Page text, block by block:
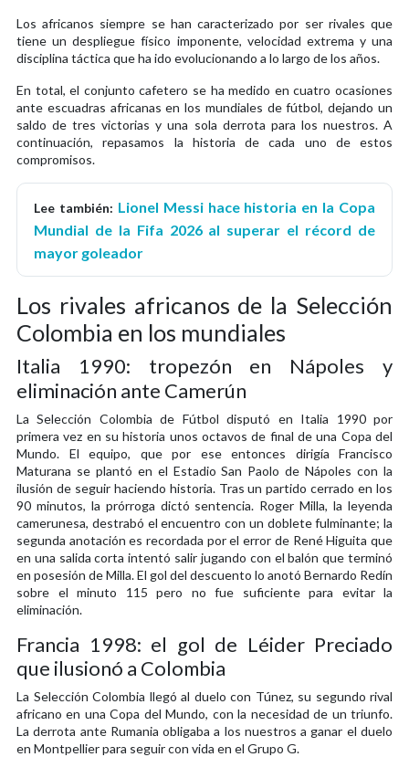
Los africanos siempre se han caracterizado por ser rivales que
tiene un despliegue físico imponente, velocidad extrema y una
disciplina táctica que ha ido evolucionando a lo largo de los años.
En total, el conjunto cafetero se ha medido en cuatro ocasiones
ante escuadras africanas en los mundiales de fútbol, dejando un
saldo de tres victorias y una sola derrota para los nuestros. A
continuación, repasamos la historia de cada uno de estos
compromisos.
Lee también: Lionel Messi hace historia en la Copa
Mundial de la Fifa 2026 al superar el récord de
mayor goleador
Los rivales africanos de la Selección
Colombia en los mundiales
Italia 1990: tropezón en Nápoles y
eliminación ante Camerún
La Selección Colombia de Fútbol disputó en Italia 1990 por
primera vez en su historia unos octavos de final de una Copa del
Mundo. El equipo, que por ese entonces dirigía Francisco
Maturana se plantó en el Estadio San Paolo de Nápoles con la
ilusión de seguir haciendo historia. Tras un partido cerrado en los
90 minutos, la prórroga dictó sentencia. Roger Milla, la leyenda
camerunesa, destrabó el encuentro con un doblete fulminante; la
segunda anotación es recordada por el error de René Higuita que
en una salida corta intentó salir jugando con el balón que terminó
en posesión de Milla. El gol del descuento lo anotó Bernardo Redín
sobre el minuto 115 pero no fue suficiente para evitar la
eliminación.
Francia 1998: el gol de Léider Preciado
que ilusionó a Colombia
La Selección Colombia llegó al duelo con Túnez, su segundo rival
africano en una Copa del Mundo, con la necesidad de un triunfo.
La derrota ante Rumania obligaba a los nuestros a ganar el duelo
en Montpellier para seguir con vida en el Grupo G.